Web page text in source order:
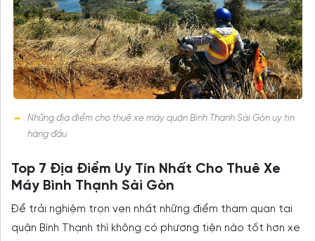
Những địa điểm cho thuê xe máy quận Bình Thạnh Sài Gòn uy tín
hàng đầu
Top 7 Địa Điểm Uy Tín Nhất Cho Thuê Xe
Máy Bình Thạnh Sài Gòn
Để trải nghiệm trọn vẹn nhất những điểm tham quan tại
quận Bình Thạnh thì không có phương tiện nào tốt hơn xe